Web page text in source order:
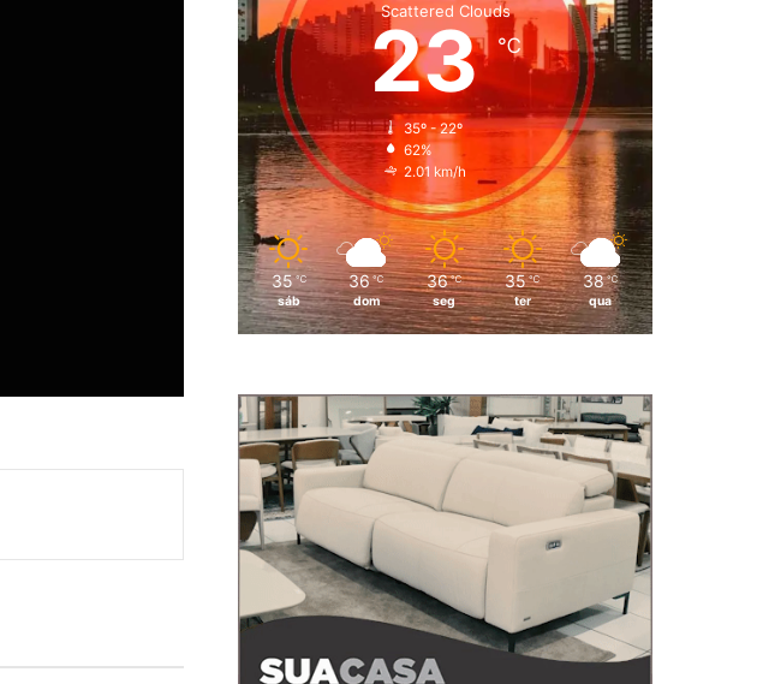
Scattered Clouds
23℃
35º - 22º
62%
2.01 km/h
35 ℃
sáb
36 ℃
dom
36 ℃
seg
35 ℃
ter
38 ℃
qua